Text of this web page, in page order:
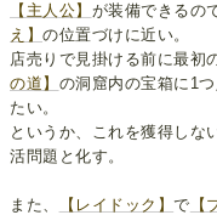
【主人公】 が装備できるの
え】の位置づけに近い。
店売りで見掛ける前に最初
の道】 の洞窟内の宝箱に1
たい。
というか、これを獲得しな
活問題と化す。
また、 【レイドック】で 【